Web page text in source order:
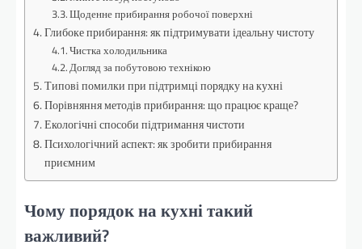
Щоденне прибирання робочої поверхні
Глибоке прибирання: як підтримувати ідеальну чистоту
Чистка холодильника
Догляд за побутовою технікою
Типові помилки при підтримці порядку на кухні
Порівняння методів прибирання: що працює краще?
Екологічні способи підтримання чистоти
Психологічний аспект: як зробити прибирання
приємним
Чому порядок на кухні такий
важливий?